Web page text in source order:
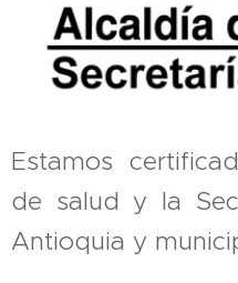
Estamos
de salud y la
Antioquia y